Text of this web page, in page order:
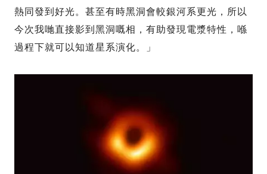
熱同發到好光。甚至有時黑洞會較銀河系更光，所以
今次我哋直接影到黑洞嘅相，有助發現電漿特性，喺
過程下就可以知道星系演化。」